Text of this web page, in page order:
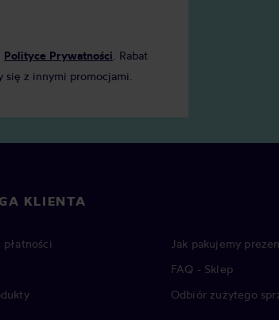
Polityce Prywatności . Rabat
się z innymi promocjami.
KLIENTA
Jak pakujemy
FAQ - Sklep
Odbiór zużytego